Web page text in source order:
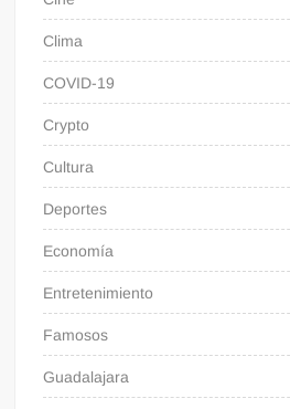
Clima
COVID-19
Crypto
Cultura
Deportes
Economía
Entretenimiento
Famosos
Guadalajara